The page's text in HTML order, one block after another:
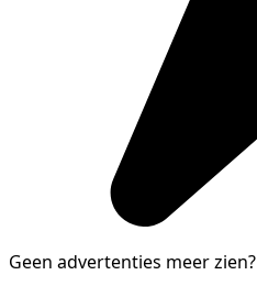
Geen advertenties meer zien?